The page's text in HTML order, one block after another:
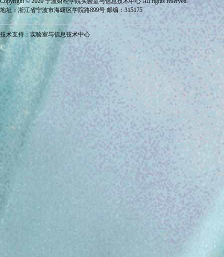
地址：浙江省宁波市海曙区学院路899号 邮编：315175
技术支持：实验室与信息技术中心